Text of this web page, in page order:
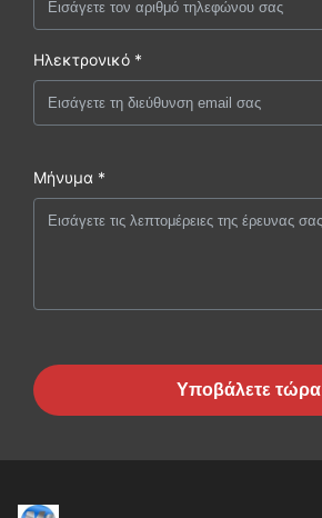
Ηλεκτρονικό *
Μήνυμα *
Υποβάλετε τώρα